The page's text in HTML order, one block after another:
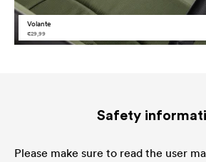
Volante
€29,99
Safety
Please make sure to read the user